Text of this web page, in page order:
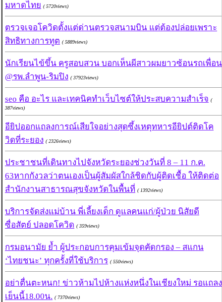
มหาดไทย ( 5720views)
ตรวจเจอโควิดตั้งแต่ด่านตรวจสนามบิน แต่ต้องปล่อยเพราะ
สิทธิทางการทูต ( 5889views)
นักเรียนไข้ขึ้น ครูสอบสวน บอกเห็นผีสาวผมยาวซ้อนรถเพื่อน
@รพ.ลำพูน-ริมปิง ( 37923views)
seo คือ อะไร และเทคนิคทำเว็บไซต์ให้ประสบความสำเร็จ (
387views)
อียิปออกแถลงการณ์เสียใจอย่างสุดซึ้งเหตุทหารอียิปต์ติดโค
วิดที่ระยอง ( 2326views)
ประชาชนที่เดินทางไปจังหวัดระยองช่วงวันที่ 8 – 11 ก.ค.
63หากกังวลว่าตนเองเป็นผู้สัมผัสใกล้ชิดกับผู้ติดเชื้อ ให้ติดต่อ
สำนักงานสาธารณสุขจังหวัดในพื้นที่ ( 1392views)
บริการจัดส่งแม่บ้าน พี่เลี้ยงเด็ก ดูแลคนแก่/ผู้ป่วย นิสัยดี
ซื่อสัตย์ ปลอดโควิด ( 359views)
กรมอนามัย ย้ำ ผู้ประกอบการคุมเข้มจุดคัดกรอง – สแกน
‘ไทยชนะ’ ทุกครั้งที่ใช้บริการ ( 550views)
อย่าตื่นตะหนก! ข่าวห้ามไปห้างแห่งหนึ่งในเชียงใหม่ รอแถลง
เย็นนี้18.00น. ( 7370views)